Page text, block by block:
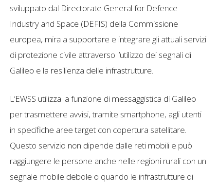
sviluppato dal Directorate General for Defence
Industry and Space (DEFIS) della Commissione
europea, mira a supportare e integrare gli attuali servizi
di protezione civile attraverso l’utilizzo dei segnali di
Galileo e la resilienza delle infrastrutture.
L’EWSS utilizza la funzione di messaggistica di Galileo
per trasmettere avvisi, tramite smartphone, agli utenti
in specifiche aree target con copertura satellitare.
Questo servizio non dipende dalle reti mobili e può
raggiungere le persone anche nelle regioni rurali con un
segnale mobile debole o quando le infrastrutture di